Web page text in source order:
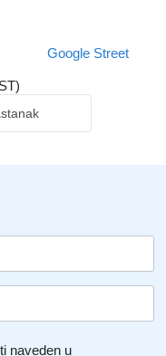
Google Street
naveden u